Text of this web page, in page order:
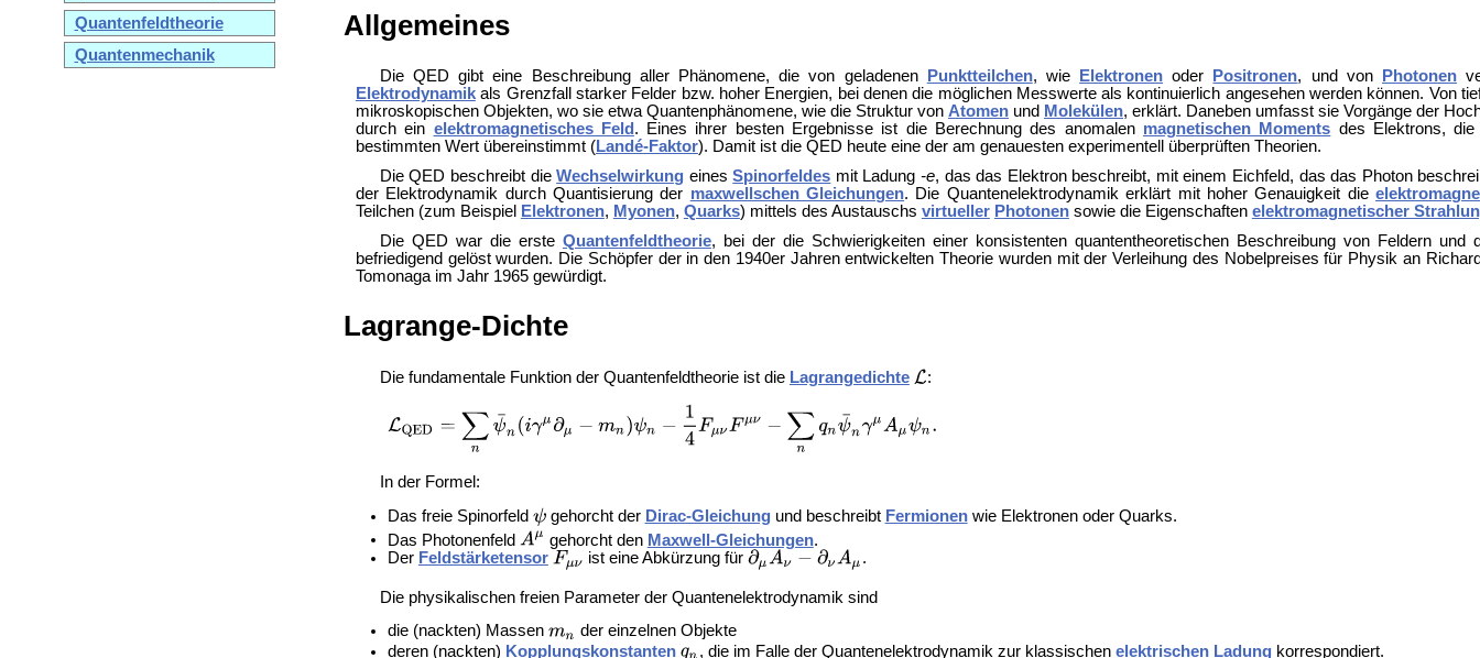
Quantenfeldtheorie
Quantenmechanik
Allgemeines
Die QED gibt eine Beschreibung aller Phänomene, die von geladenen Punktteilchen, wie Elektronen oder Positronen, und von Photonen
Elektrodynamikals Grenzfall starker Felder bzw. hoher Energien, bei denen die möglichen Messwerte als kontinuierlich angesehen werden können. Von
mikroskopischen Objekten, wo sie etwa Quantenphänomene, wie die Struktur von Atomenund Molekülen, erklärt. Daneben umfasst sie Vorgänge der
durch ein elektromagnetisches Feld . Eines ihrer besten Ergebnisse ist die Berechnung des anomalen magnetischen Moments des Elektrons,
bestimmten Wert übereinstimmt (Landé-Faktor). Damit ist die QED heute eine der am genauesten experimentell überprüften Theorien.
Die QED beschreibt dieWechselwirkung einesSpinorfeldes mit Ladung-e, das das Elektron beschreibt, mit einem Eichfeld, das das Photon
der Elektrodynamik durch Quantisierung der maxwellschen Gleichungen. Die Quantenelektrodynamik erklärt mit hoher Genauigkeit die
Teilchen (zum Beispiel
Elektronen, Myonen, Quarks) mittels des Austauschs virtueller Photonensowie die Eigenschaften elektromagnetischer
Die QED war die erste Quantenfeldtheorie, bei der die Schwierigkeiten einer konsistenten quantentheoretischen Beschreibung von Feldern und
befriedigend gelöst wurden. Die Schöpfer der in den 1940er Jahren entwickelten Theorie wurden mit der Verleihung des Nobelpreises für Physik an
Tomonaga im Jahr 1965 gewürdigt.
Lagrange-Dichte
Die fundamentale Funktion der Quantenfeldtheorie ist die Lagrangedichte :
In der Formel:
Das freie Spinorfeld
gehorcht der Dirac-Gleichungund beschreibt Fermionenwie Elektronen oder Quarks.
Das Photonenfeld
gehorcht den Maxwell-Gleichungen.
Der Feldstärketensor ist eine Abkürzung für .
Die physikalischen freien Parameter der Quantenelektrodynamik sind
die (nackten) Massen
der einzelnen Objekte
deren (nackten) Kopplungskonstanten , die im Falle der Quantenelektrodynamik zur klassischenelektrischen Ladung korrespondiert.